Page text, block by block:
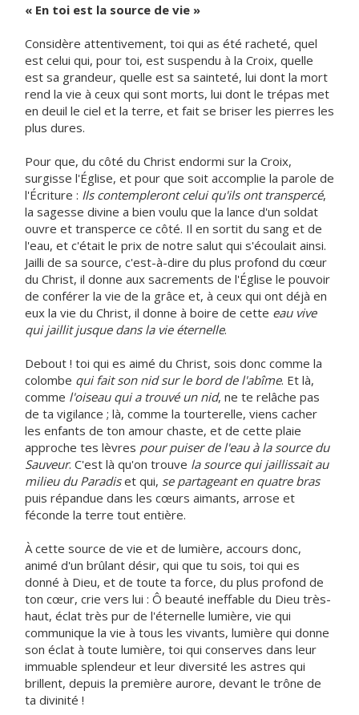
« En toi est la source de vie »
Considère attentivement, toi qui as été racheté, quel
est celui qui, pour toi, est suspendu à la Croix, quelle
est sa grandeur, quelle est sa sainteté, lui dont la mort
rend la vie à ceux qui sont morts, lui dont le trépas met
en deuil le ciel et la terre, et fait se briser les pierres les
plus dures.
Pour que, du côté du Christ endormi sur la Croix,
surgisse l'Église, et pour que soit accomplie la parole de
l'Écriture : Ils contempleront celui qu'ils ont transpercé,
la sagesse divine a bien voulu que la lance d'un soldat
ouvre et transperce ce côté. Il en sortit du sang et de
l'eau, et c'était le prix de notre salut qui s'écoulait ainsi.
Jailli de sa source, c'est-à-dire du plus profond du cœur
du Christ, il donne aux sacrements de l'Église le pouvoir
de conférer la vie de la grâce et, à ceux qui ont déjà en
eux la vie du Christ, il donne à boire de cette eau vive
qui jaillit jusque dans la vie éternelle.
Debout ! toi qui es aimé du Christ, sois donc comme la
colombe qui fait son nid sur le bord de l'abîme. Et là,
comme l'oiseau qui a trouvé un nid, ne te relâche pas
de ta vigilance ; là, comme la tourterelle, viens cacher
les enfants de ton amour chaste, et de cette plaie
approche tes lèvres pour puiser de l'eau à la source du
Sauveur. C'est là qu'on trouve la source qui jaillissait au
milieu du Paradiset qui, se partageant en quatre bras
puis répandue dans les cœurs aimants, arrose et
féconde la terre tout entière.
À cette source de vie et de lumière, accours donc,
animé d'un brûlant désir, qui que tu sois, toi qui es
donné à Dieu, et de toute ta force, du plus profond de
ton cœur, crie vers lui : Ô beauté ineffable du Dieu très-
haut, éclat très pur de l'éternelle lumière, vie qui
communique la vie à tous les vivants, lumière qui donne
son éclat à toute lumière, toi qui conserves dans leur
immuable splendeur et leur diversité les astres qui
brillent, depuis la première aurore, devant le trône de
ta divinité !